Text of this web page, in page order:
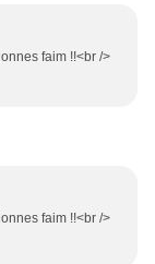
faim !!<br />
faim !!<br />